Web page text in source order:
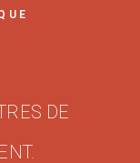
DE